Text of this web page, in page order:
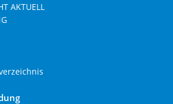
AKTUELL